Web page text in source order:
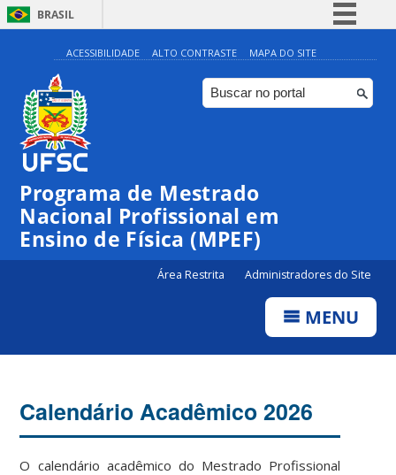
BRASIL
Simplifique!
Comunica BR
Participe
ACESSIBILIDADE ALTO CONTRASTE MAPA DO SITE
Programa de Mestrado
Nacional Profissional em
Ensino de Física (MPEF)
Área Restrita Administradores do Site
MENU
Calendário Acadêmico 2026
O calendário acadêmico do Mestrado Profissional